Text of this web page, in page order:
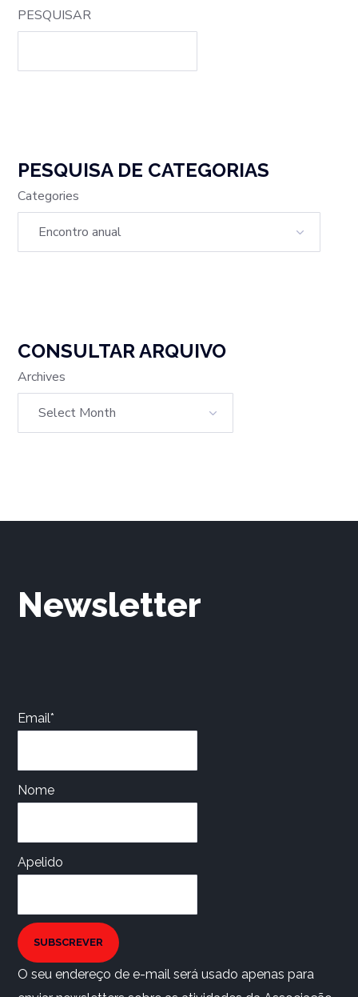
PESQUISAR
PESQUISA DE CATEGORIAS
Categories
CONSULTAR ARQUIVO
Archives
Newsletter
Email*
Nome
Apelido
SUBSCREVER
O seu endereço de e-mail será usado apenas para